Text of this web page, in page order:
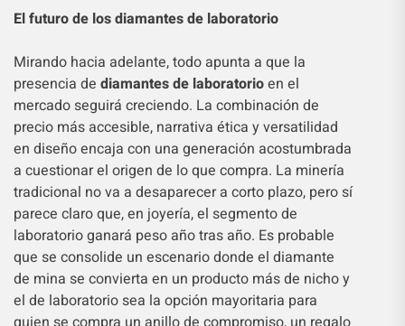
El futuro de los diamantes de laboratorio
Mirando hacia adelante, todo apunta a que la
presencia de diamantes de laboratorioen el
mercado seguirá creciendo. La combinación de
precio más accesible, narrativa ética y versatilidad
en diseño encaja con una generación acostumbrada
a cuestionar el origen de lo que compra. La minería
tradicional no va a desaparecer a corto plazo, pero sí
parece claro que, en joyería, el segmento de
laboratorio ganará peso año tras año. Es probable
que se consolide un escenario donde el diamante
de mina se convierta en un producto más de nicho y
el de laboratorio sea la opción mayoritaria para